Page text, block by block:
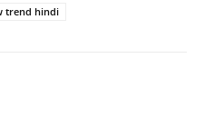
trend hindi